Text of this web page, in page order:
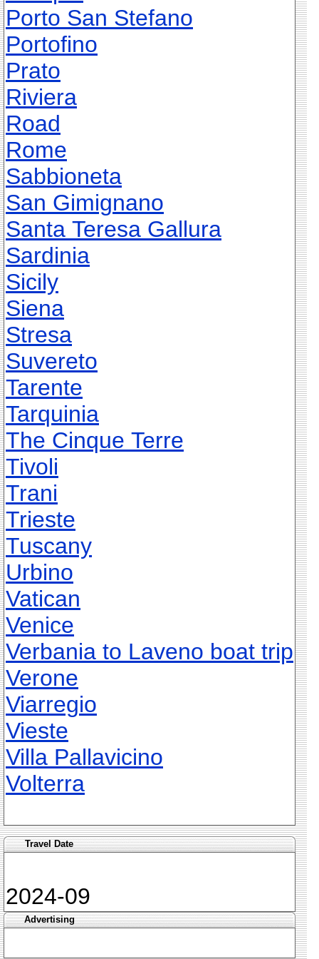
Porto San Stefano
Portofino
Prato
Riviera
Road
Rome
Sabbioneta
San Gimignano
Santa Teresa Gallura
Sardinia
Sicily
Siena
Stresa
Suvereto
Tarente
Tarquinia
The Cinque Terre
Tivoli
Trani
Trieste
Tuscany
Urbino
Vatican
Venice
Verbania to Laveno boat trip
Verone
Viarregio
Vieste
Villa Pallavicino
Volterra
Travel Date
2024-09
Advertising